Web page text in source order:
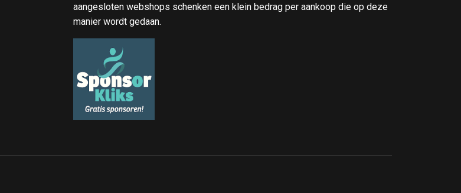
aangesloten webshops schenken een klein bedrag per aankoop die op deze
manier wordt gedaan.